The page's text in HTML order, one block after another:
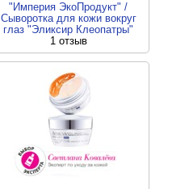
"Империя ЭкоПродукт" /
Сыворотка для кожи вокруг
глаз "Эликсир Клеопатры"
1 отзыв